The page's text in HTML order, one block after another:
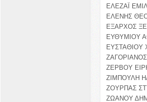
ΕΛΕΖΑΪ
ΕΛΕΝΗΣ
ΕΞΑΡΧΟΣ
ΕΥΘΥΜΙΟΥ
ΕΥΣΤΑΘΙΟΥ
ΖΕΡΒΟΥ
ΖΙΜΠΟΥΛΗ
ΖΟΥΡΠΑΣ
ΖΩΑΝΟΥ